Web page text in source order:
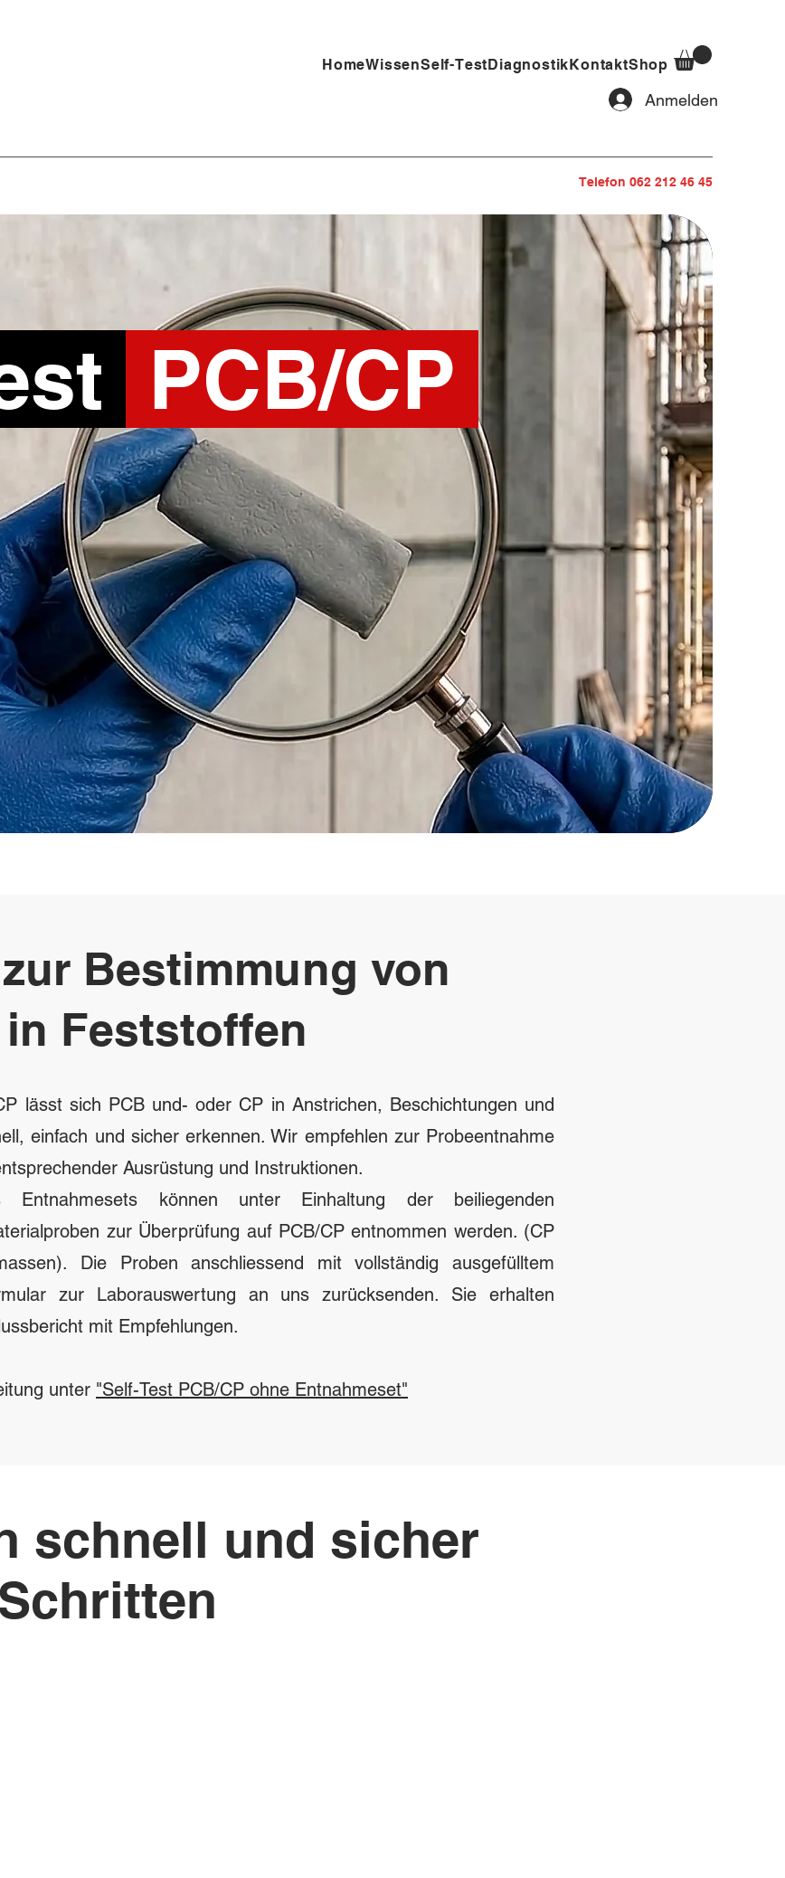
HomeWissenSelf-TestDiagnostikKontaktShop
Anmelden
Telefon 062 212 46 45
PCB/CP
Bestimmung von
in Feststoffen
lässt sich PCB und- oder CP in Anstrichen, Beschichtungen und
einfach und sicher erkennen. Wir empfehlen zur Probeentnahme
Ausrüstung und Instruktionen.
Entnahmesets können unter Einhaltung der beiliegenden
zur Überprüfung auf PCB/CP entnommen werden. (CP
Die Proben anschliessend mit vollständig ausgefülltem
zur Laborauswertung an uns zurücksenden. Sie erhalten
mit Empfehlungen.
unter "Self-Test PCB/CP ohne Entnahmeset"
schnell und sicher